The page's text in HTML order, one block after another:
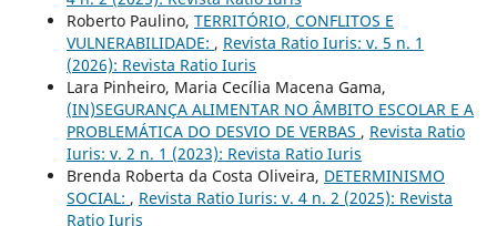
Roberto Paulino, TERRITÓRIO, CONFLITOS E
VULNERABILIDADE: , Revista Ratio Iuris: v. 5 n. 1
(2026): Revista Ratio Iuris
Lara Pinheiro, Maria Cecília Macena Gama,
(IN)SEGURANÇA ALIMENTAR NO ÂMBITO ESCOLAR E A
PROBLEMÁTICA DO DESVIO DE VERBAS , Revista Ratio
Iuris: v. 2 n. 1 (2023): Revista Ratio Iuris
Brenda Roberta da Costa Oliveira, DETERMINISMO
SOCIAL: , Revista Ratio Iuris: v. 4 n. 2 (2025): Revista
Ratio Iuris